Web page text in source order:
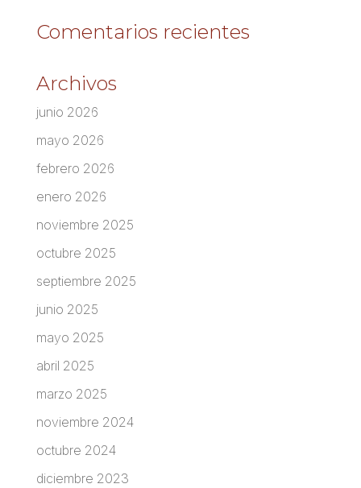
Comentarios recientes
Archivos
junio 2026
mayo 2026
febrero 2026
enero 2026
noviembre 2025
octubre 2025
septiembre 2025
junio 2025
mayo 2025
abril 2025
marzo 2025
noviembre 2024
octubre 2024
diciembre 2023